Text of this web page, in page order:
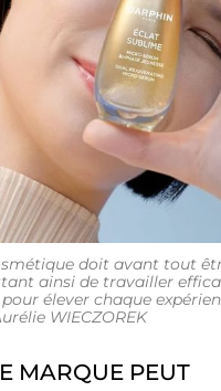
doit avant tout
ainsi de travailler
élever chaque
WIECZOREK
MARQUE PEUT